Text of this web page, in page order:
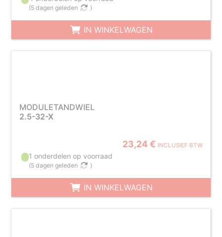
(5 dagen geleden )
IN WINKELWAGEN
MODULETANDWIEL
2.5-32-X
23,24 € INCLUSIEF BTW
1 onderdelen op voorraad
(5 dagen geleden )
IN WINKELWAGEN